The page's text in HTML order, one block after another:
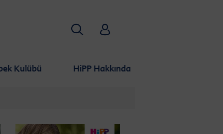
Kulübü HiPP Hakkında
AramakHiPP Babyclub